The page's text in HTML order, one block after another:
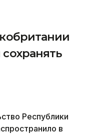
Республики
в